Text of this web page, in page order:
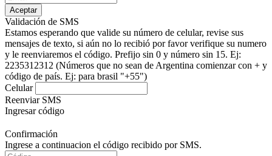
Aceptar
Validación de SMS
Estamos esperando que valide su número de celular, revise sus
mensajes de texto, si aún no lo recibió por favor verifique su numero
y le reenviaremos el código. Prefijo sin 0 y número sin 15. Ej:
2235312312 (Números que no sean de Argentina comienzar con + y
código de país. Ej: para brasil "+55")
Celular
Reenviar SMS
Ingresar código
Confirmación
Ingrese a continuacion el código recibido por SMS.